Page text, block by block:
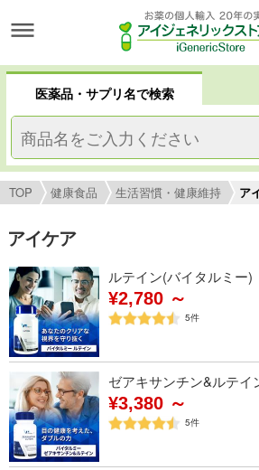
医薬品・サプリ名で検索
TOP 健康食品 生活習慣・健康維持 ア
アイケア
ルテイン(バイタルミー)
¥2,780 ～
5件
ゼアキサンチン&ルテイ
¥3,380 ～
5件